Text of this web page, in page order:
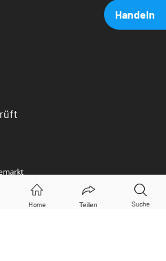
Handeln